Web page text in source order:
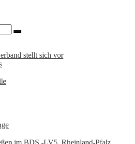
Suchen …
stellt sich vor
im BDS -LV5, Rheinland-Pfalz